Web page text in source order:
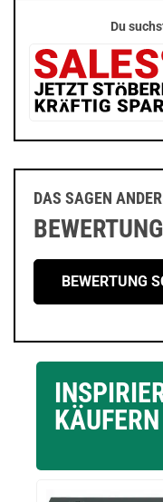
Du
DAS SAGEN
BEWERTUNG
KÄUFERN